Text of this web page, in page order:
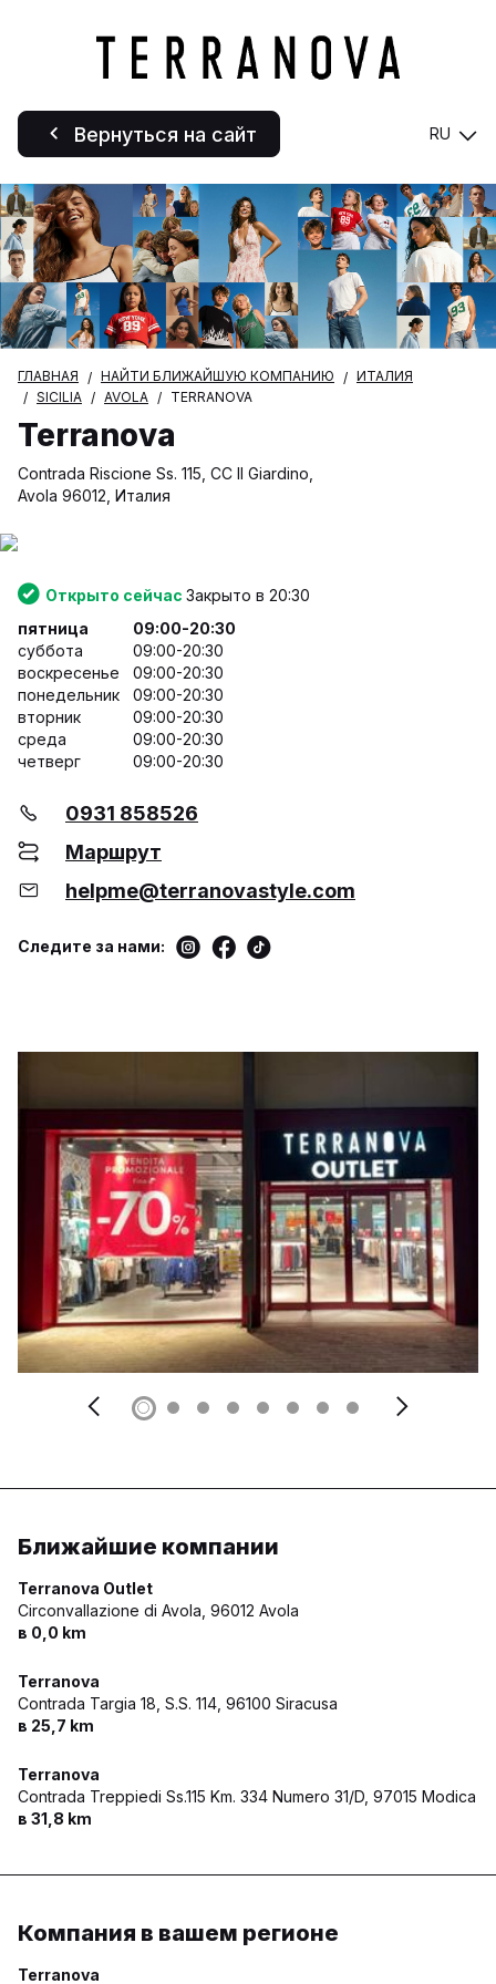
Вернуться на сайт RU
ГЛАВНАЯ НАЙТИ БЛИЖАЙШУЮ КОМПАНИЮ
ИТАЛИЯ
SICILIA
AVOLA TERRANOVA
Terranova
Contrada Riscione Ss. 115, CC Il Giardino,
Avola 96012, Италия
Открыто сейчас Закрыто в 20:30
пятница
09:00-20:30
суббота
09:00-20:30
воскресенье
09:00-20:30
понедельник
09:00-20:30
вторник
09:00-20:30
среда
09:00-20:30
четверг
09:00-20:30
0931 858526
Маршрут
helpme@terranovastyle.com
Следите за нами:
Ближайшие компании
Terranova Outlet
Circonvallazione di Avola, 96012 Avola
в 0,0 km
Terranova
Contrada Targia 18, S.S. 114, 96100 Siracusa
в 25,7 km
Terranova
Contrada Treppiedi Ss.115 Km. 334 Numero 31/D, 97015 Modica
в 31,8 km
Компания в вашем регионе
Terranova